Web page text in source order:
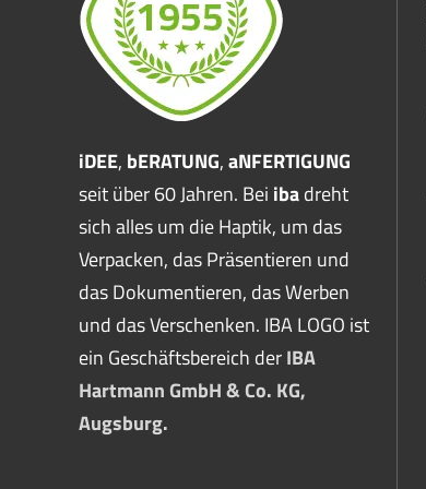
iDEE, bERATUNG,aNFERTIGUNG
seit über 60 Jahren. Bei ibadreht
sich alles um die Haptik, um das
Verpacken, das Präsentieren und
das Dokumentieren, das Werben
und das Verschenken. IBA LOGO ist
ein Geschäftsbereich derIBA
Hartmann GmbH & Co. KG,
Augsburg.